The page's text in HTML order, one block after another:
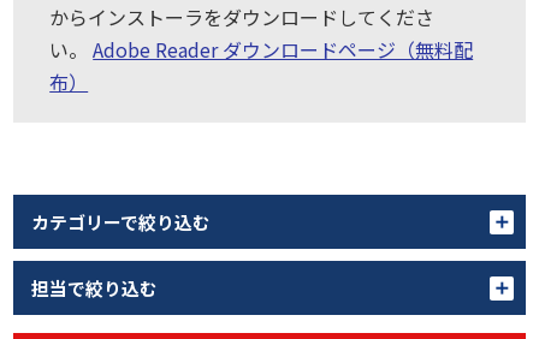
からインストーラをダウンロードしてくださ
い。Adobe Reader ダウンロードページ（無料配
布）
カテゴリーで絞り込む
担当で絞り込む